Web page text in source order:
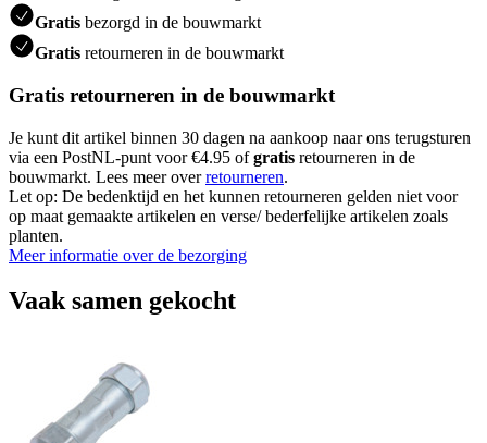
Gratis bezorgd in de bouwmarkt
Gratis retourneren in de bouwmarkt
Gratis retourneren in de bouwmarkt
Je kunt dit artikel binnen 30 dagen na aankoop naar ons terugsturen
via een PostNL-punt voor €4.95 ofgratis retourneren in de
bouwmarkt. Lees meer overretourneren.
Let op: De bedenktijd en het kunnen retourneren gelden niet voor
op maat gemaakte artikelen en verse/ bederfelijke artikelen zoals
planten.
Meer informatie over de bezorging
Vaak samen gekocht